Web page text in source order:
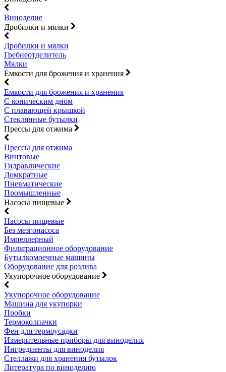
Виноделие
Дробилки и мялки
Дробилки и мялки
Гребнеотделитель
Мялки
Емкости для брожения и хранения
Емкости для брожения и хранения
С коническим дном
С плавающей крышкой
Стеклянные бутылки
Прессы для отжима
Прессы для отжима
Винтовые
Гидравлические
Домкратные
Пневматические
Промышленные
Насосы пищевые
Насосы пищевые
Без мезгонасоса
Импеллерный
Фильтрационное оборудование
Бутылкомоечные машины
Оборудование для розлива
Укупорочное оборудование
Укупорочное оборудование
Машина для укупорки
Пробки
Термоколпачки
Фен для термоусадки
Измерительные приборы для виноделия
Ингредиенты для виноделия
Стеллажи для хранения бутылок
Литература по виноделию